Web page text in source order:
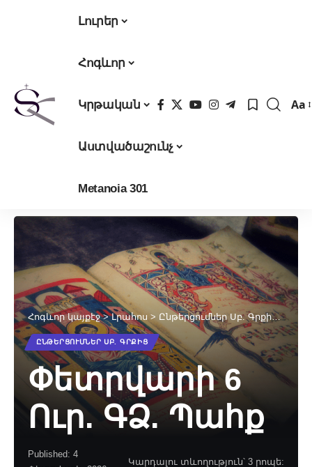
Լուրեր
Հոգևոր
Կրթական
Աստվածաշունչ
Metanoia 301
Aa
Հոգևոր կայքէջ>Լրահոս > Ընթերցումներ Սբ. Գրքից >
ԸՆԹԵՐՑՈՒՄՆԵՐ ՍԲ. ԳՐՔԻՑ
Փետրվարի 6
Ուր. ԳՁ. Պահք
Published: 4
Կարդալու տևողություն՝ 3 րոպե: